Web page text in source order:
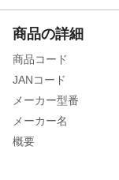
商品の詳細
商品コード
JANコード
メーカー型番
メーカー名
概要